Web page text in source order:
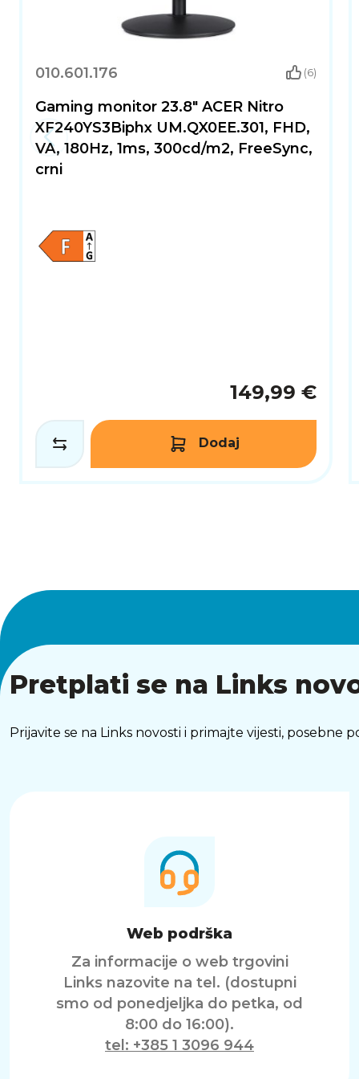
010.601.176 (6)
Gaming monitor 23.8" ACER Nitro
XF240YS3Biphx UM.QX0EE.301, FHD,
VA, 180Hz, 1ms, 300cd/m2, FreeSync,
crni
149,99 €
Dodaj
Pretplati se na Links
Prijavite se na Links novosti i primajte vijesti, posebne
Web podrška
Za informacije o web trgovini
Links nazovite na tel. (dostupni
smo od ponedjeljka do petka, od
8:00 do 16:00).
tel: +385 1 3096 944